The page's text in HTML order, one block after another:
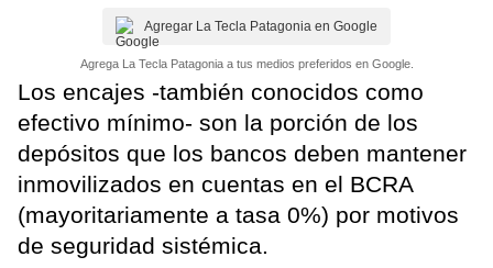
Agregar La Tecla Patagonia en Google
Agrega La Tecla Patagonia a tus medios preferidos en Google.
Los encajes -también conocidos como
efectivo mínimo- son la porción de los
depósitos que los bancos deben mantener
inmovilizados en cuentas en el BCRA
(mayoritariamente a tasa 0%) por motivos
de seguridad sistémica.